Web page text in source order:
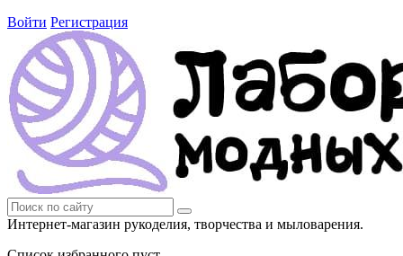
Войти Регистрация
Интернет-магазин рукоделия, творчества и мыловарения.